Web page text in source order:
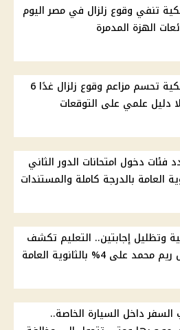
تنفي وقوع زلزال في مصر اليوم
الهزة المدمرة
البحوث الفلكية تحسم مزاعم وقوع زلزال غدًا 6
علمي على التوقعات
فئات دخول امتحانات الدور الثاني
العامة بالدرجة كاملة والمستندات
وتظليل إجابتين.. التعليم تكشف
4% بالثانوية العامة
داخل السيارة الخاصة..